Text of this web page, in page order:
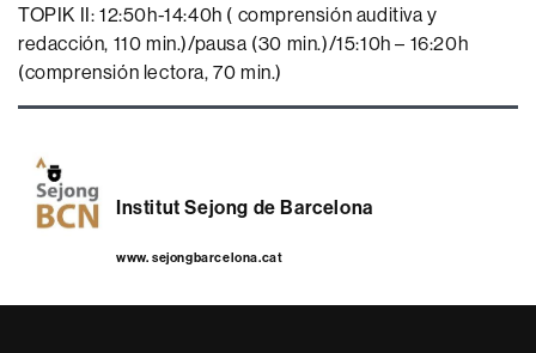
TOPIK II: 12:50h-14:40h ( comprensión auditiva y
redacción, 110 min.)/pausa (30 min.)/15:10h – 16:20h
(comprensión lectora, 70 min.)
Institut Sejong de Barcelona
www. sejongbarcelona.cat